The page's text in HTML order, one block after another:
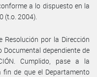
a lo dispuesto en la
(t.o. 2004).
Resolución por la Dirección
Documental dependiente de
Cumplido, pase a la
fin de que el Departamento